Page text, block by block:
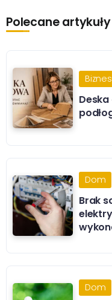
Polecane artykuły
Biznes
Dom
Brak
Dom